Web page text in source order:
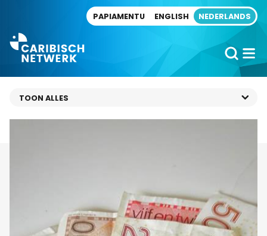
PAPIAMENTU ENGLISH NEDERLANDS